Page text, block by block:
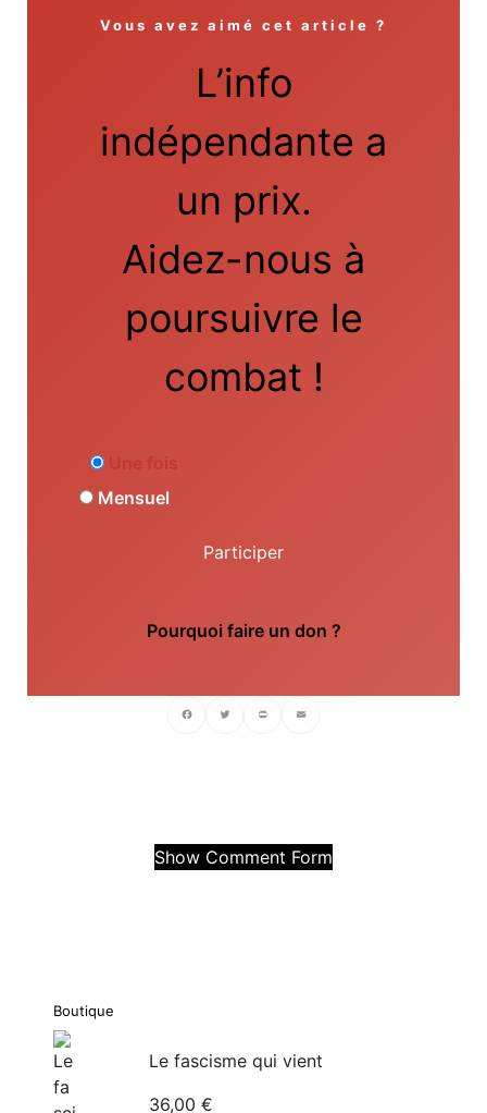
Vous avez aimé cet article ?
L’info
indépendante a
un prix.
Aidez-nous à
poursuivre le
combat !
Mensuel
Participer
Pourquoi faire un don ?
Show Comment Form
Boutique
Le fascisme qui vient
36,00 €